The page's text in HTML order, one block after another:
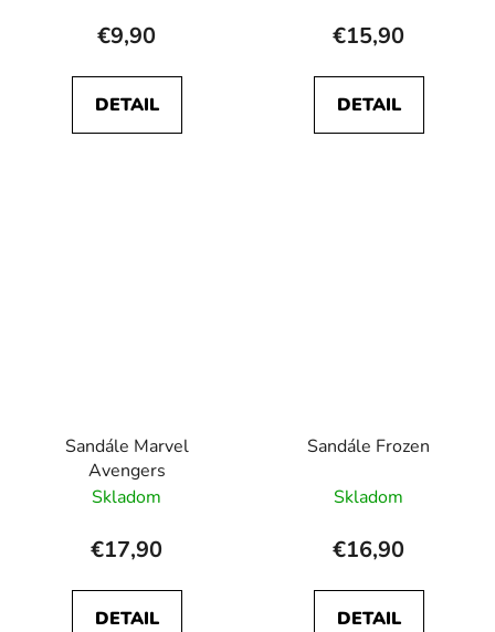
€9,90
DETAIL
€15,90
DETAIL
Sandále Marvel
Avengers
Skladom
€17,90
DETAIL
Sandále Frozen
Skladom
€16,90
DETAIL